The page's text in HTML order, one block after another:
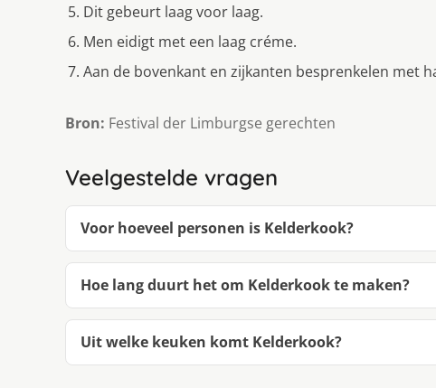
Dit gebeurt laag voor laag.
Men eidigt met een laag créme.
Aan de bovenkant en zijkanten besprenkelen met
Bron: Festival der Limburgse gerechten
Veelgestelde vragen
Voor hoeveel personen is Kelderkook?
Hoe lang duurt het om Kelderkook te maken?
Uit welke keuken komt Kelderkook?